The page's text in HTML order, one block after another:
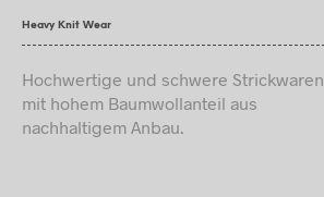
Heavy Knit Wear
Hochwertige und schwere Strickwaren
mit hohem Baumwollanteil aus
nachhaltigem Anbau.